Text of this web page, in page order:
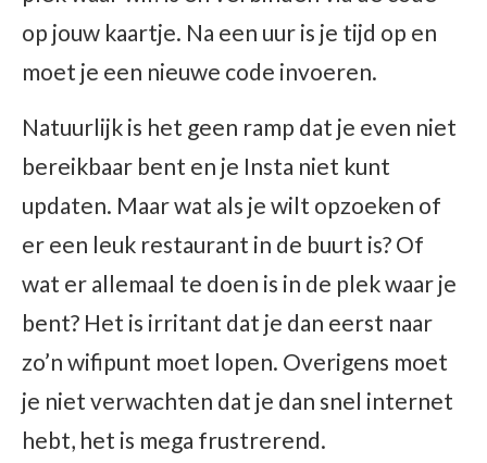
op jouw kaartje. Na een uur is je tijd op en
moet je een nieuwe code invoeren.
Natuurlijk is het geen ramp dat je even niet
bereikbaar bent en je Insta niet kunt
updaten. Maar wat als je wilt opzoeken of
er een leuk restaurant in de buurt is? Of
wat er allemaal te doen is in de plek waar je
bent? Het is irritant dat je dan eerst naar
zo’n wifipunt moet lopen. Overigens moet
je niet verwachten dat je dan snel internet
hebt, het is mega frustrerend.